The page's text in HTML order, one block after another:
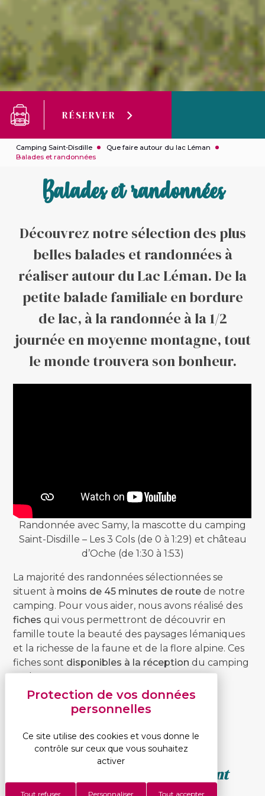
RÉSERVER
Camping Saint-Disdille
Que faire autour du lac Léman
Balades et randonnées
Balades et randonnées
Découvrez notre sélection des plus
belles balades et randonnées à
réaliser autour du Lac Léman. De la
petite balade familiale en bordure
de lac, à la randonnée à la 1/2
journée en moyenne montagne, tout
le monde trouvera son bonheur.
Randonnée avec Samy, la mascotte du camping
Saint-Disdille – Les 3 Cols (de 0 à 1:29) et château
d’Oche (de 1:30 à 1:53)
La majorité des randonnées sélectionnées se
situent à moins de 45 minutes de route de notre
camping. Pour vous aider, nous avons réalisé des
fiches qui vous permettront de découvrir en
famille toute la beauté des paysages lémaniques
et la richesse de la faune et de la flore alpine. Ces
fiches sont disponibles à la réception du camping
et dans notresalle d’informations.
Pour les vacanciers qui n’osent
Ce site utilise des cookies et vous donne le
contrôle sur ceux que vous souhaitez
activer
Tout accepter
Tout refuser Personnaliser